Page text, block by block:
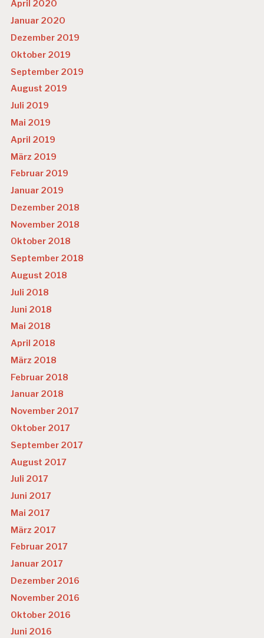
April 2020
Januar 2020
Dezember 2019
Oktober 2019
September 2019
August 2019
Juli 2019
Mai 2019
April 2019
März 2019
Februar 2019
Januar 2019
Dezember 2018
November 2018
Oktober 2018
September 2018
August 2018
Juli 2018
Juni 2018
Mai 2018
April 2018
März 2018
Februar 2018
Januar 2018
November 2017
Oktober 2017
September 2017
August 2017
Juli 2017
Juni 2017
Mai 2017
März 2017
Februar 2017
Januar 2017
Dezember 2016
November 2016
Oktober 2016
Juni 2016